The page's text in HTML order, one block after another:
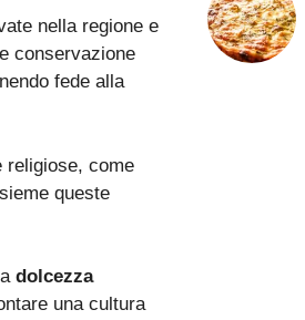
nella regione e
conservazione
fede alla
religiose, come
queste
dolcezza
una cultura